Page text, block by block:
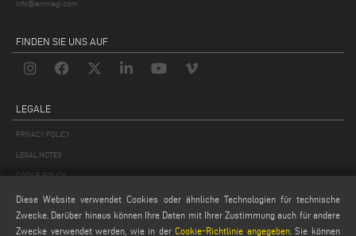
info@emmegi.com
FINDEN SIE UNS AUF
LEGALE
PRIVACY POLICY
LEGAL NOTES
COOKIE POLICY
GENERAL TERMS AND CONDITIONS OF SALE
ALLGEMEINE VERTRIEBSBEDINGUNGEN
Diese Website verwendet Cookies oder ähnliche Technologien für technische
Zwecke. Darüber hinaus können Ihre Daten mit Ihrer Zustimmung auch für andere
Zwecke verwendet werden, wie in derCookie-Richtlinie angegeben. Sie können